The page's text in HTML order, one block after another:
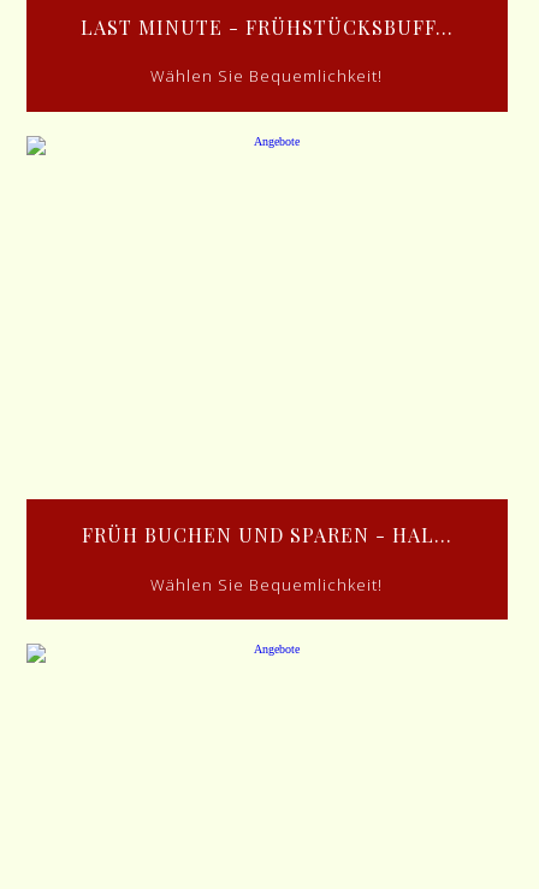
LAST MINUTE - FRÜHSTÜCKSBUFF...
Wählen Sie Bequemlichkeit!
FRÜH BUCHEN UND SPAREN - HAL...
Wählen Sie Bequemlichkeit!